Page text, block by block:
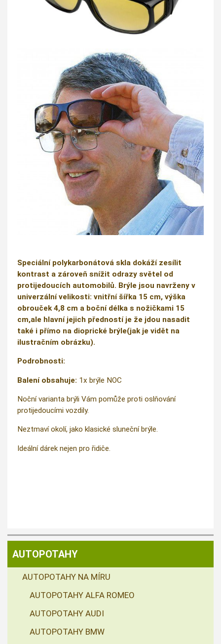
Speciální polykarbonátová skla dokáží zesílit
kontrast a zároveň snížit odrazy světel od
protijedoucích automobilů. Brýle jsou navrženy v
univerzální velikosti: vnitřní šířka 15 cm, výška
obrouček 4,8 cm a boční délka s nožičkami 15
cm,ale hlavní jejich předností je že jdou nasadit
také i přímo na dioprické brýle(jak je vidět na
ilustračním obrázku).
Podrobnosti:
Balení obsahuje: 1x brýle NOC
Noční varianta brýli Vám pomůže proti oslňování
protijedoucími vozdily.
Neztmaví okolí, jako klasické sluneční brýle.
Ideální dárek nejen pro řidiče.
AUTOPOTAHY
AUTOPOTAHY NA MÍRU
AUTOPOTAHY ALFA ROMEO
AUTOPOTAHY AUDI
AUTOPOTAHY BMW